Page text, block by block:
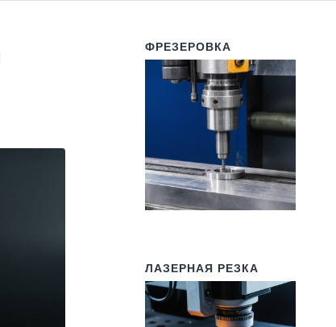
ФРЕЗЕРОВКА
ЛАЗЕРНАЯ РЕЗКА